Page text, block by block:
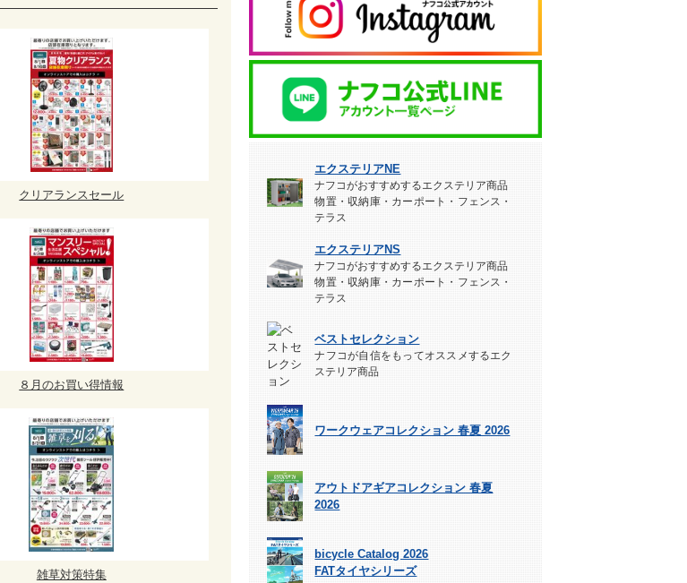
クリアランスセール
８月のお買い得情報
雑草対策特集
エクステリアNE
ナフコがおすすめするエクステリア商品
物置・収納庫・カーポート・フェンス・
テラス
エクステリアNS
ナフコがおすすめするエクステリア商品
物置・収納庫・カーポート・フェンス・
テラス
ベストセレクション
ナフコが自信をもってオススメするエク
ステリア商品
ワークウェアコレクション 春夏 2026
アウトドアギアコレクション 春夏
2026
bicycle Catalog 2026
FATタイヤシリーズ